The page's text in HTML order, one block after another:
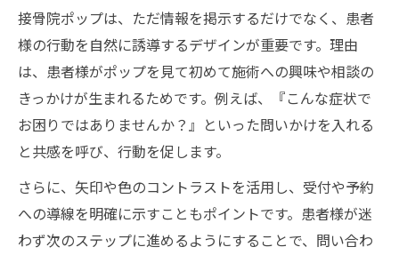
接骨院ポップは、ただ情報を掲示するだけでなく、患者
様の行動を自然に誘導するデザインが重要です。理由
は、患者様がポップを見て初めて施術への興味や相談の
きっかけが生まれるためです。例えば、『こんな症状で
お困りではありませんか？』といった問いかけを入れる
と共感を呼び、行動を促します。
さらに、矢印や色のコントラストを活用し、受付や予約
への導線を明確に示すこともポイントです。患者様が迷
わず次のステップに進めるようにすることで、問い合わ